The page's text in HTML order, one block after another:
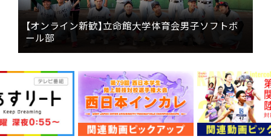
【オンライン新歓】立命館大学体育会男子ソフトボ
ール部